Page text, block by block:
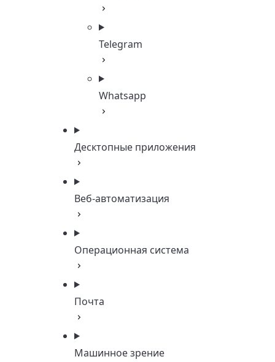
Telegram
Whatsapp
Десктопные приложения
Веб-автоматизация
Операционная система
Почта
Машинное зрение